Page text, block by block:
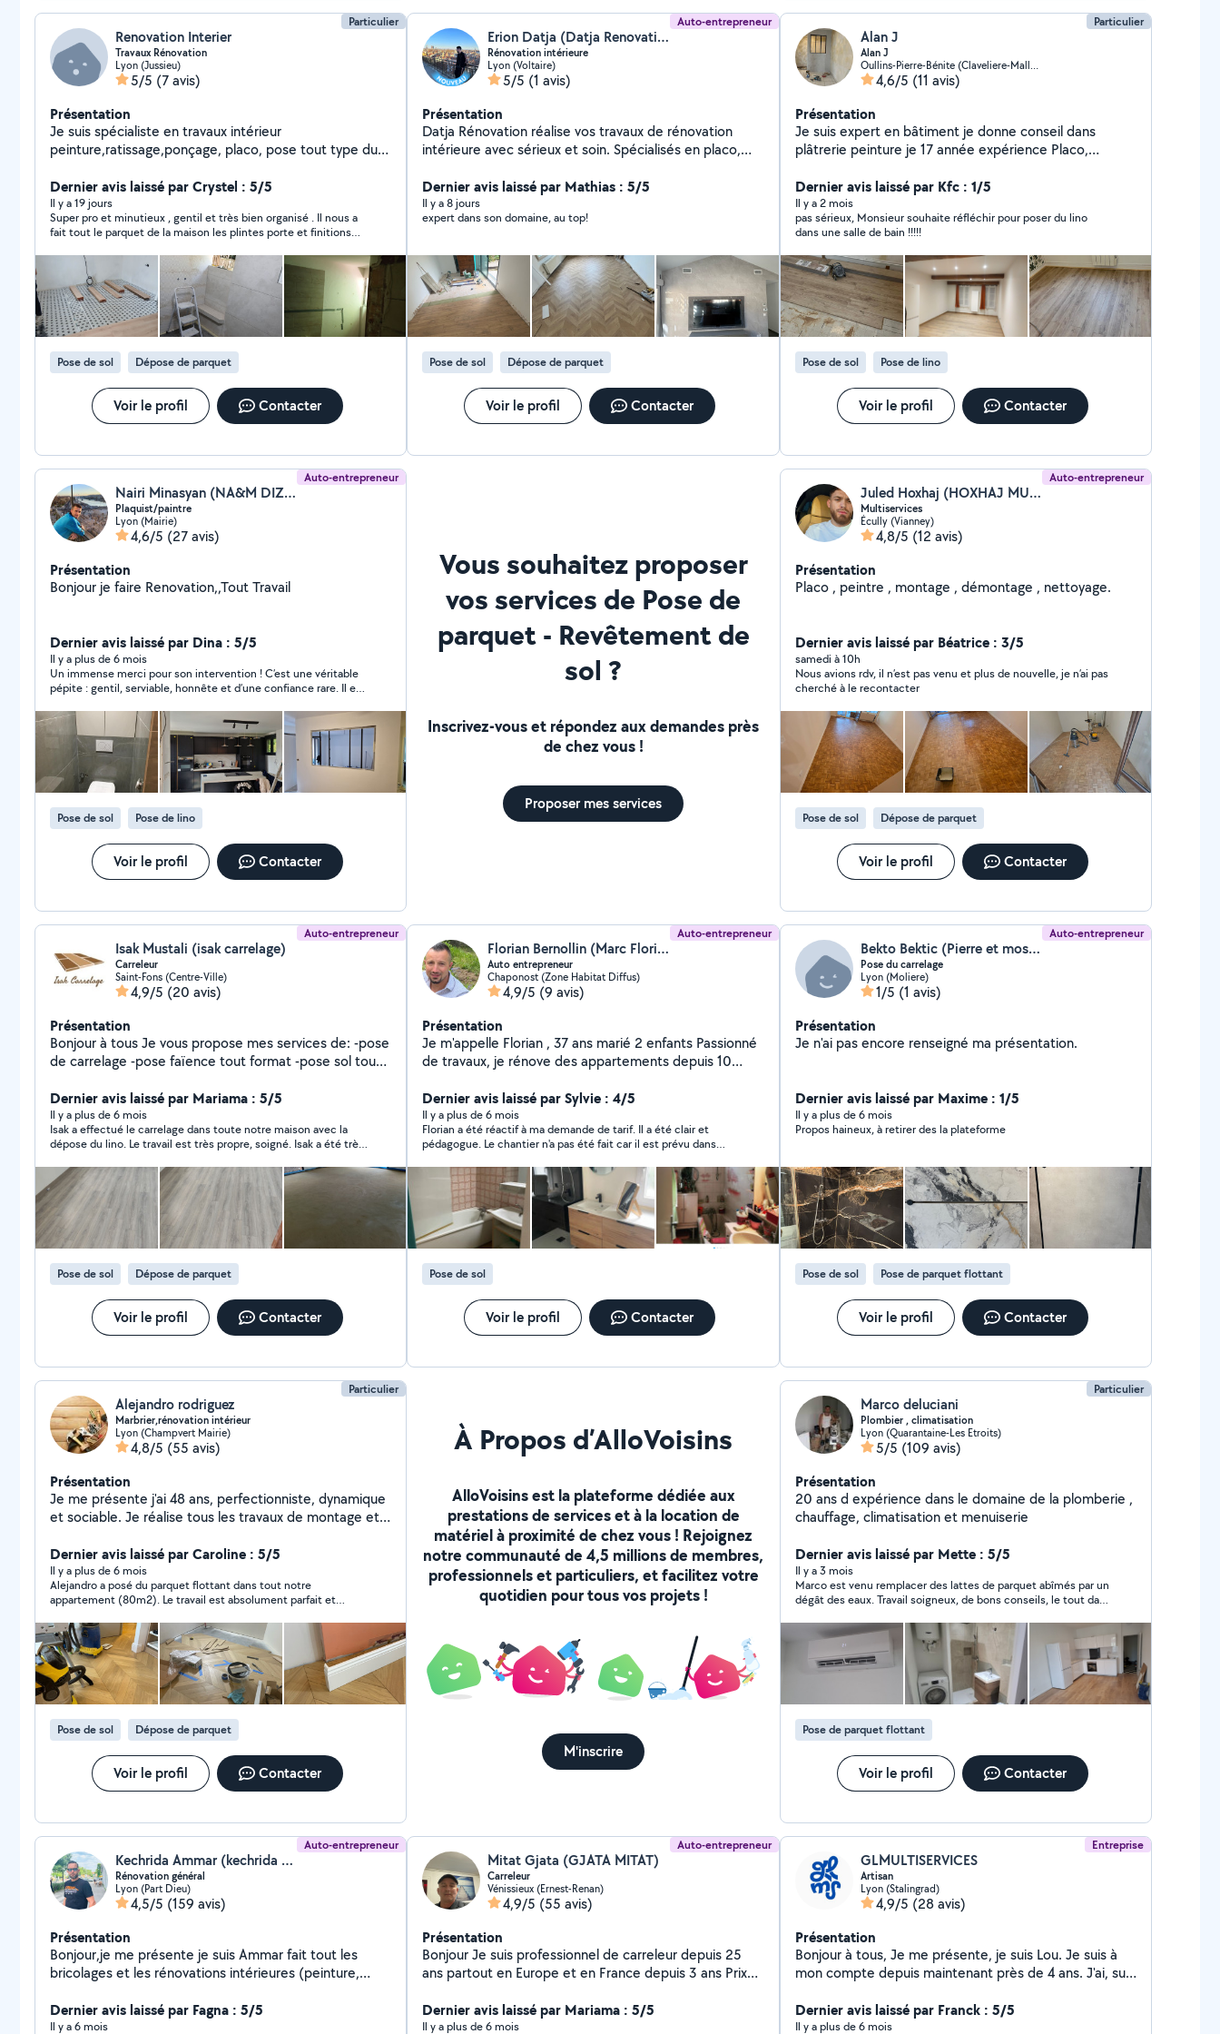
Particulier
Renovation Interier
Travaux Rénovation
Lyon (Jussieu)
5/5 (7 avis)
Présentation
Je suis spécialiste en travaux intérieur
peinture,ratissage,ponçage, placo, pose tout type du
Dernier avis laissé par Crystel : 5/5
Il y a 19 jours
Super pro et minutieux , gentil et très bien organisé . Il nous a
fait tout le parquet de la maison les plintes porte et finitions
Pose de sol Dépose de parquet
Voir le profil Contacter
Auto-entrepreneur
Erion Datja (Datja Renovation)
Rénovation intérieure
Lyon (Voltaire)
5/5 (1 avis)
Présentation
Datja Rénovation réalise vos travaux de rénovation
intérieure avec sérieux et soin. Spécialisés en placo,
aménagement intérieur, nous accompagnons
particuliers et professionnels pour des travaux propres
et de qualité.
Dernier avis laissé par Mathias : 5/5
Il y a 8 jours
expert dans son domaine, au top!
Pose de sol Dépose de parquet
Voir le profil Contacter
Particulier
Alan J
Alan J
Oullins-Pierre-Bénite (Claveliere-Malletiere)
4,6/5 (11 avis)
Présentation
Je suis expert en bâtiment je donne conseil dans
plâtrerie peinture je 17 année expérience Placo,
papier peintre plafond démontable démolition plafond
placo décoration ratissage (enduit en mur)ponçage
isolation devis sur place gratuitement.
Dernier avis laissé par Kfc : 1/5
Il y a 2 mois
pas sérieux, Monsieur souhaite réfléchir pour poser du lino
dans une salle de bain !!!!!
Pose de sol Pose de lino
Voir le profil Contacter
Auto-entrepreneur
Nairi Minasyan (NA&M DIZAYN)
Plaquist/paintre
Lyon (Mairie)
4,6/5 (27 avis)
Présentation
Bonjour je faire Renovation,,Tout Travail
Dernier avis laissé par Dina : 5/5
Il y a plus de 6 mois
Un immense merci pour son intervention ! C’est une véritable
pépite : gentil, serviable, honnête et d’une confiance rare. Il est
faïence qui s’était détachée, et sans que ce soit prévu il a
même débouché mon lavabo. Tout cela pour un prix
extrêmement raisonnable, alors que d’autres me proposaient
des montants complètement abusifs pour une petite
réparation. Il travaille soigneusement, explique tout, et
cherche vraiment à aider. Des valeurs humaines comme on en
voit très peu aujourd’hui. Je le recommande à 1000 %, les yeux
fermés.
Pose de sol Pose de lino
Voir le profil Contacter
Vous souhaitez proposer
vos services de Pose de
parquet - Revêtement de
sol ?
Inscrivez-vous et répondez aux demandes près
de chez vous !
Proposer mes services
Auto-entrepreneur
Juled Hoxhaj (HOXHAJ MULTI-SERVICE)
Multiservices
Écully (Vianney)
4,8/5 (12 avis)
Présentation
Placo , peintre , montage , démontage , nettoyage.
Dernier avis laissé par Béatrice : 3/5
samedi à 10h
Nous avions rdv, il n’est pas venu et plus de nouvelle, je n’ai pas
cherché à le recontacter
Pose de sol Dépose de parquet
Voir le profil Contacter
Auto-entrepreneur
Isak Mustali (isak carrelage)
Carreleur
Saint-Fons (Centre-Ville)
4,9/5 (20 avis)
Présentation
Bonjour à tous Je vous propose mes services de: -pose
de carrelage -pose faïence tout format -pose sol tout
traditionnel -pose chape avec très bonne qualité de
travail N'hésitez pas à me contacter Devis gratuit et
rapide et prix raisonnable
Dernier avis laissé par Mariama : 5/5
Il y a plus de 6 mois
Isak a effectué le carrelage dans toute notre maison avec la
dépose du lino. Le travail est très propre, soigné. Isak a été très
la maison en 3 jours. Je recommande vivement. C’est un expert
dans son domaine !
Pose de sol Dépose de parquet
Voir le profil Contacter
Auto-entrepreneur
Florian Bernollin (Marc Florian)
Auto entrepreneur
Chaponost (Zone Habitat Diffus)
4,9/5 (9 avis)
Présentation
Je m'appelle Florian , 37 ans marié 2 enfants Passionné
de travaux, je rénove des appartements depuis 10
œuvre Minutieux, propre et amoureux du travail bien
fait n'hésitez pas à me contacter je me rendrai
disponible au plus vite pour un devis ou la réalisation de
vos travaux. Mon instagram nbca_rrelage, n'hésitez pas
à allé le consulter Réalisation de salle de bain de A à Z,
carrelage, parquet stratifié, élagage, taille de haie,
peinture, placo.
Dernier avis laissé par Sylvie : 4/5
Il y a plus de 6 mois
Florian a été réactif à ma demande de tarif. Il a été clair et
pédagogue. Le chantier n'a pas été fait car il est prévu dans
Pose de sol
Voir le profil Contacter
Auto-entrepreneur
Bekto Bektic (Pierre et mosaïque)
Pose du carrelage
Lyon (Moliere)
1/5 (1 avis)
Présentation
Je n'ai pas encore renseigné ma présentation.
Dernier avis laissé par Maxime : 1/5
Il y a plus de 6 mois
Propos haineux, à retirer des la plateforme
Pose de sol Pose de parquet flottant
Voir le profil Contacter
Particulier
Alejandro rodriguez
Marbrier,rénovation intérieur
Lyon (Champvert Mairie)
4,8/5 (55 avis)
Présentation
Je me présente j'ai 48 ans, perfectionniste, dynamique
et sociable. Je réalise tous les travaux de montage et
le bâtiment : tous types de travaux, rénovation
complète, sdb, pose de parquet, carrelage, faïence,
terrasse, placo, peinture, cuisine, plomberie...
Dernier avis laissé par Caroline : 5/5
Il y a plus de 6 mois
Alejandro a posé du parquet flottant dans tout notre
appartement (80m2). Le travail est absolument parfait et
extrêmement agréable et sympathique. Nous vous
recommandons ses services les yeux fermés !!
Pose de sol Dépose de parquet
Voir le profil Contacter
À Propos d’AlloVoisins
AlloVoisins est la plateforme dédiée aux
prestations de services et à la location de
matériel à proximité de chez vous ! Rejoignez
notre communauté de 4,5 millions de membres,
professionnels et particuliers, et facilitez votre
quotidien pour tous vos projets !
M'inscrire
Particulier
Marco deluciani
Plombier , climatisation
Lyon (Quarantaine-Les Etroits)
5/5 (109 avis)
Présentation
20 ans d expérience dans le domaine de la plomberie ,
chauffage, climatisation et menuiserie
Dernier avis laissé par Mette : 5/5
Il y a 3 mois
Marco est venu remplacer des lattes de parquet abîmés par un
dégât des eaux. Travail soigneux, de bons conseils, le tout dans
missions. Merci Marco !
Pose de parquet flottant
Voir le profil Contacter
Auto-entrepreneur
Kechrida Ammar (kechrida travaux)
Rénovation général
Lyon (Part Dieu)
4,5/5 (159 avis)
Présentation
Bonjour,je me présente je suis Ammar fait tout les
bricolages et les rénovations intérieures (peinture,
Bien écoute votre besoin -Déplacement pour devis
gratuit -Tarif et les prix pratiqués et raisonnables -
Dernier avis laissé par Fagna : 5/5
Il y a 6 mois
Auto-entrepreneur
Mitat Gjata (GJATA MITAT)
Carreleur
Vénissieux (Ernest-Renan)
4,9/5 (55 avis)
Présentation
Bonjour Je suis professionnel de carreleur depuis 25
ans partout en Europe et en France depuis 3 ans Prix
Dernier avis laissé par Mariama : 5/5
Il y a plus de 6 mois
Entreprise
GLMULTISERVICES
Artisan
Lyon (Stalingrad)
4,9/5 (28 avis)
Présentation
Bonjour à tous, Je me présente, je suis Lou. Je suis à
mon compte depuis maintenant près de 4 ans. J'ai, sur
sot des appartements complets ou des prestations
uniques. J'ai un diplôme de Maintenance technique et
Dernier avis laissé par Franck : 5/5
Il y a plus de 6 mois